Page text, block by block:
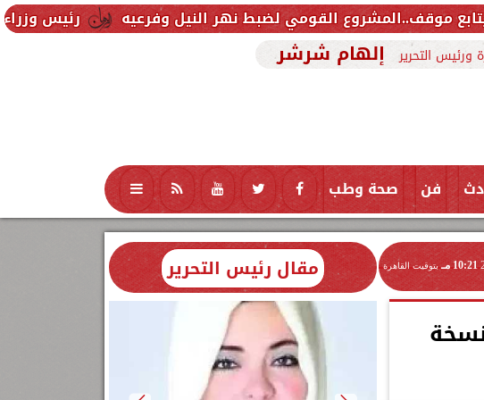
رئيس وزراء العراق يتلقى القومي لضبط نهر النيل وفرعيه
ورئيس التحرير إلهام شرشر
فن صحة وطب تكنولوجيا منوعات محافظات
10:21 مـ بتوقيت القاهرة مقال رئيس التحرير